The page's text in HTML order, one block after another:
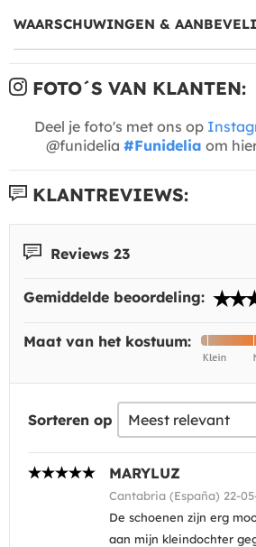
WAARSCHUWINGEN &
FOTO´S VAN KLANTEN:
Deel je foto's met ons op
@funidelia #Funidelia om
KLANTREVIEWS:
Reviews 23
Gemiddelde beoordeling:
Maat van het kostuum:
Sorteren op
MARYLUZ
Cantabria (España) 22-
De schoenen zijn erg
aan mijn kleindochter